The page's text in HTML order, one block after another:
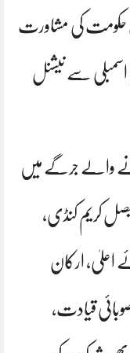
حکومت کی مشاورت
اسمبلی سے نیشنل
ہونے والے جرگے میں
فیصل کریم کنڈی،
اعلیٰ، ارکان
کی صوبائی قیادت،